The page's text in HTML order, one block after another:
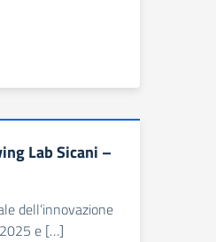
Lab Sicani –
dell’innovazione
e […]